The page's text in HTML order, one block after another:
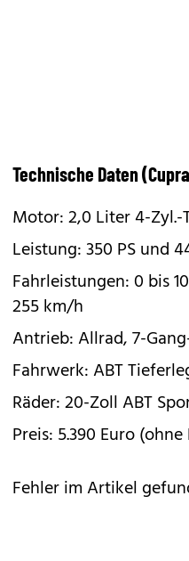
Technische Daten
Motor: 2,0 Liter 4-
Leistung: 350 PS und
Fahrleistungen: 0 bis
255 km/h
Antrieb: Allrad, 7-
Fahrwerk: ABT
Räder: 20-Zoll ABT
Preis: 5.390 Euro
Fehler im Artikel